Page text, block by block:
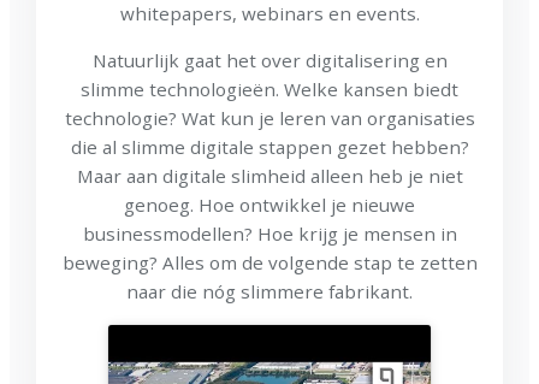
whitepapers, webinars en events.
Natuurlijk gaat het over digitalisering en
slimme technologieën. Welke kansen biedt
technologie? Wat kun je leren van organisaties
die al slimme digitale stappen gezet hebben?
Maar aan digitale slimheid alleen heb je niet
genoeg. Hoe ontwikkel je nieuwe
businessmodellen? Hoe krijg je mensen in
beweging? Alles om de volgende stap te zetten
naar die nóg slimmere fabrikant.